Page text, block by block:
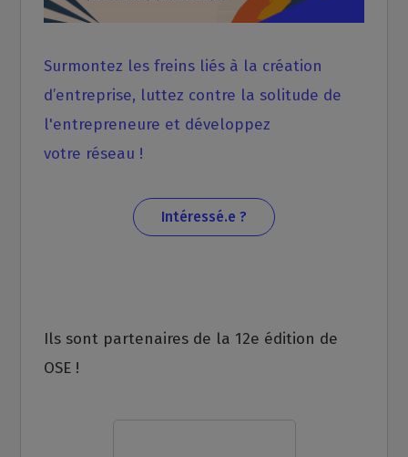
Surmontez les freins liés à la création
d’entreprise, luttez contre la solitude de
l'entrepreneure et développez
votre réseau !
Intéressé.e ?
Ils sont partenaires de la 12e édition de
OSE !